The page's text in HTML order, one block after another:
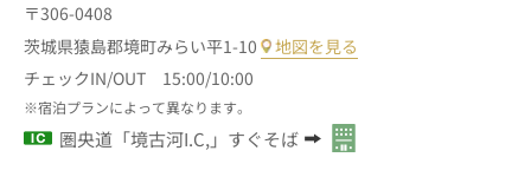
〒306-0408
茨城県猿島郡境町みらい平1-10
地図を見る
チェックIN/OUT 15:00/10:00
宿泊プランによって異なります。
圏央道「境古河I.C,」すぐそば